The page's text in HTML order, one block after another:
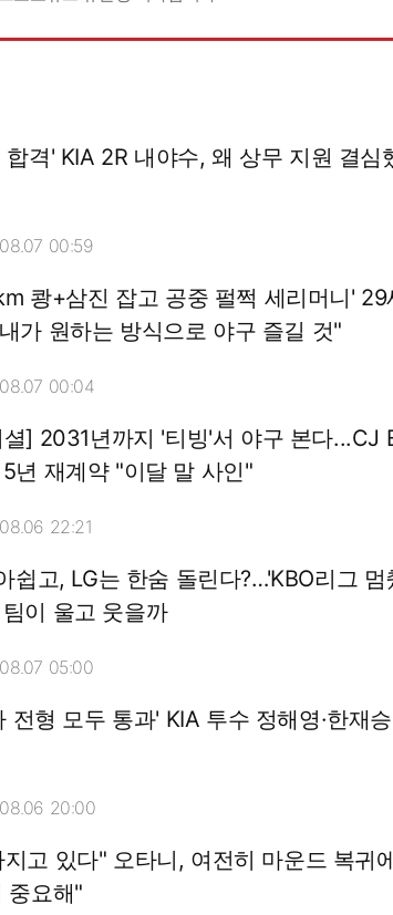
합격' KIA 2R 내야수, 왜 상무 지원 결
00:59
쾅+삼진 잡고 공중 펄쩍 세리머니'
가 원하는 방식으로 야구 즐길 것"
00:04
] 2031년까지 '티빙'서 야구 본다...CJ
년 재계약 "이달 말 사인"
22:21
쉽고, LG는 한숨 돌린다?…'KBO리그
이 울고 웃을까
05:00
전형 모두 통과' KIA 투수 정해영·한재
20:00
지고 있다" 오타니, 여전히 마운드 복귀
중요해"